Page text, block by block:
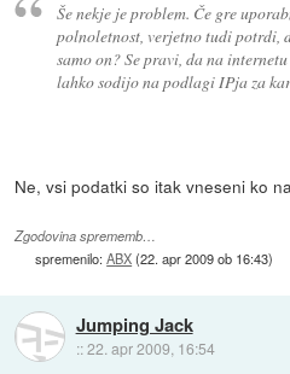
Še nekje je problem. Če gre
polnoletnost, verjetno tudi potrdi,
samo on? Se pravi, da na
lahko sodijo na podlagi IPja za
Ne, vsi podatki so itak vneseni ko
Zgodovina sprememb…
spremenilo:ABX(22. apr 2009 ob 16:43)
Jumping Jack
::22. apr 2009, 16:54